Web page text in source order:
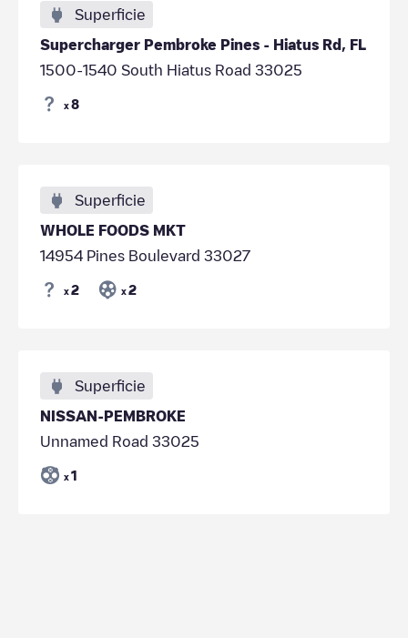
Superficie
Supercharger Pembroke Pines - Hiatus Rd, FL
1500-1540 South Hiatus Road 33025
x 8
Superficie
WHOLE FOODS MKT
14954 Pines Boulevard 33027
x 2 x 2
Superficie
NISSAN-PEMBROKE
Unnamed Road 33025
x 1